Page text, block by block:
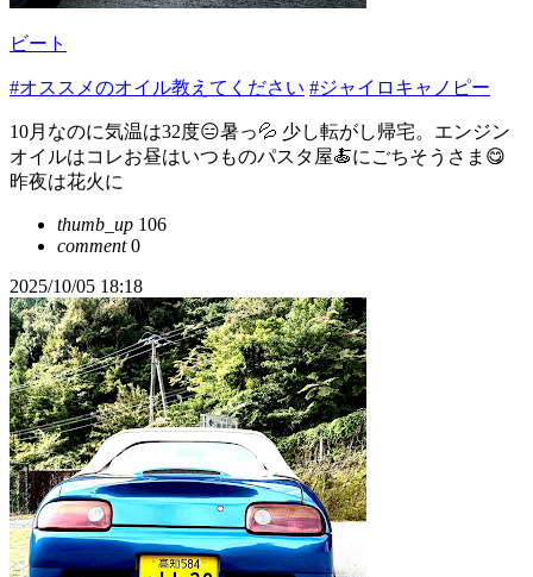
ビート
#オススメのオイル教えてください #ジャイロキャノピー
10月なのに気温は32度😑暑っ💦 少し転がし帰宅。エンジン
オイルはコレお昼はいつものパスタ屋🍝にごちそうさま😋
昨夜は花火に
thumb_up 106
comment0
2025/10/05 18:18